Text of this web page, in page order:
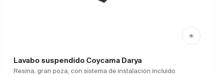
Lavabo suspendido Coycama Darya
Resina, gran poza, con sistema de instalación incluido